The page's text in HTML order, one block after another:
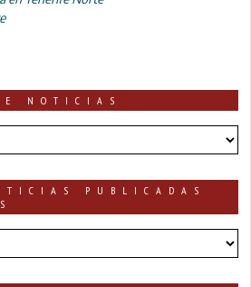
NOTICIAS
PUBLICADAS